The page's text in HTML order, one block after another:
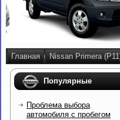
Главная Nissan Primera
Популярные
Проблема выбора
автомобиля с пробегом